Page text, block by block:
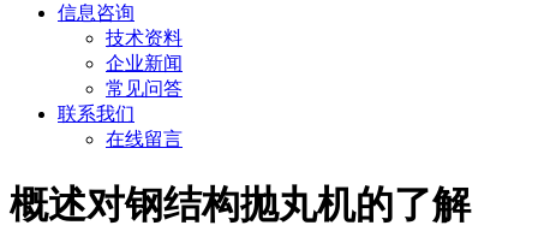
信息咨询
技术资料
企业新闻
常见问答
联系我们
在线留言
概述对钢结构抛丸机的了解